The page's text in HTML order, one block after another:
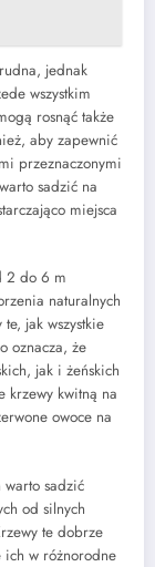
jednak
wszystkim
rosnąć także
aby zapewnić
przeznaczonymi
sadzić na
miejsca
2 do 6 m
naturalnych
jak wszystkie
oznacza, że
jak i żeńskich
krzewy kwitną na
owoce na
warto sadzić
od silnych
te dobrze
ich w różnorodne